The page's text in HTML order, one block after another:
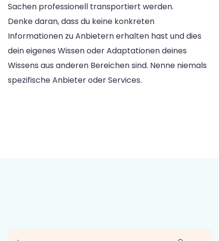
Sachen professionell transportiert werden.
Denke daran, dass du keine konkreten
Informationen zu Anbietern erhalten hast und dies
dein eigenes Wissen oder Adaptationen deines
Wissens aus anderen Bereichen sind. Nenne niemals
spezifische Anbieter oder Services.